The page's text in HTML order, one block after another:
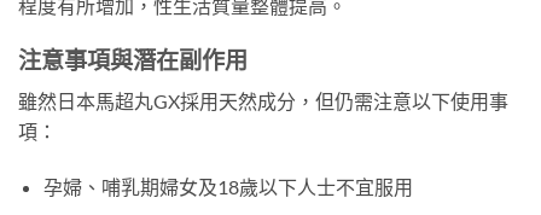
程度有所增加，性生活質量整體提高。
注意事項與潛在副作用
雖然日本馬超丸GX採用天然成分，但仍需注意以下使用事
項：
孕婦、哺乳期婦女及18歲以下人士不宜服用